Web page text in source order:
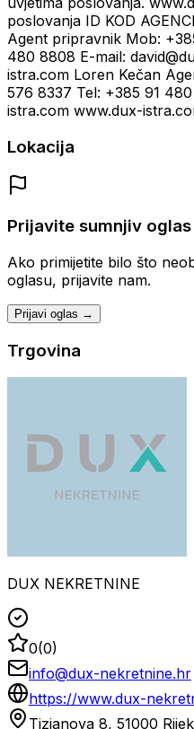
poslovanja ID KOD
Agent pripravnik Mob:
480 8808 E-mail:
istra.com Loren Kečan
576 8337 Tel: +385 91
istra.com www.dux-
Lokacija
Prijavite sumnjiv oglas
Ako primijetite bilo što
oglasu, prijavite nam.
Prijavi oglas →
Trgovina
DUX NEKRETNINE
0(0)
info@dux-nekretnine.hr
https://www.dux-
Tizianova 8, 51000